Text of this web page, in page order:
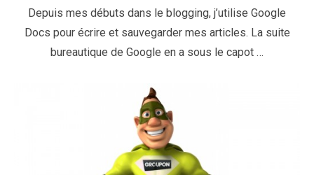
Depuis mes débuts dans le blogging, j’utilise Google
Docs pour écrire et sauvegarder mes articles. La suite
bureautique de Google en a sous le capot …